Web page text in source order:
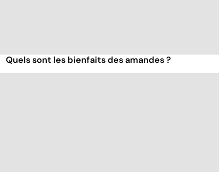
Quels sont les bienfaits des amandes ?